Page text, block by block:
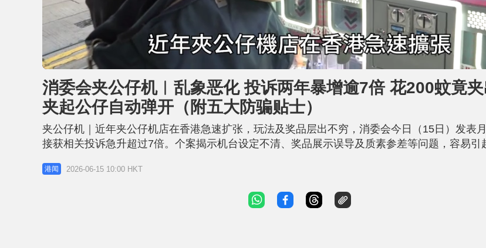
n
t
e
o
d
d
2
9
.
3
%
消委会夹公仔机︱乱象恶化 投诉两年暴增逾7倍 花200蚊竟
夹起公仔自动弹开（附五大防骗贴士）
夹公仔机｜近年夹公仔机店在香港急速扩张，玩法及奖品层出不穷，消委会今日（15日）发表
接获相关投诉急升超过7倍。个案揭示机台设定不清、奖品展示误导及质素参差等问题，容易引
投诉人花费约200元后，仅夹出一个装饰用空盒。 消委会夹公仔投诉急升：三年内升幅达七倍
1：摆放空盒作装饰致消费者误会 夹公仔争议案例2：爪夹设定异常被质疑不公 夹公仔争议案例
港闻 2026-06-15 10:00 HKT